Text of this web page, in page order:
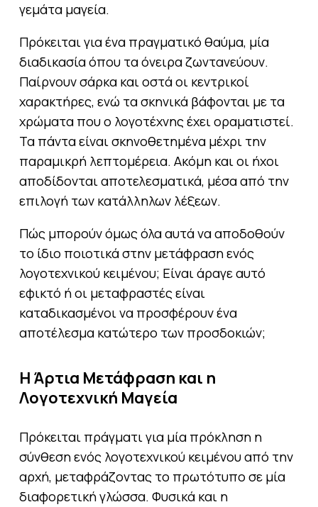
γεμάτα μαγεία.
Πρόκειται για ένα πραγματικό θαύμα, μία
διαδικασία όπου τα όνειρα ζωντανεύουν.
Παίρνουν σάρκα και οστά οι κεντρικοί
χαρακτήρες, ενώ τα σκηνικά βάφονται με τα
χρώματα που ο λογοτέχνης έχει οραματιστεί.
Τα πάντα είναι σκηνοθετημένα μέχρι την
παραμικρή λεπτομέρεια. Ακόμη και οι ήχοι
αποδίδονται αποτελεσματικά, μέσα από την
επιλογή των κατάλληλων λέξεων.
Πώς μπορούν όμως όλα αυτά να αποδοθούν
το ίδιο ποιοτικά στην μετάφραση ενός
λογοτεχνικού κειμένου; Είναι άραγε αυτό
εφικτό ή οι μεταφραστές είναι
καταδικασμένοι να προσφέρουν ένα
αποτέλεσμα κατώτερο των προσδοκιών;
Η Άρτια Μετάφραση και η
Λογοτεχνική Μαγεία
Πρόκειται πράγματι για μία πρόκληση η
σύνθεση ενός λογοτεχνικού κειμένου από την
αρχή, μεταφράζοντας το πρωτότυπο σε μία
διαφορετική γλώσσα. Φυσικά και η